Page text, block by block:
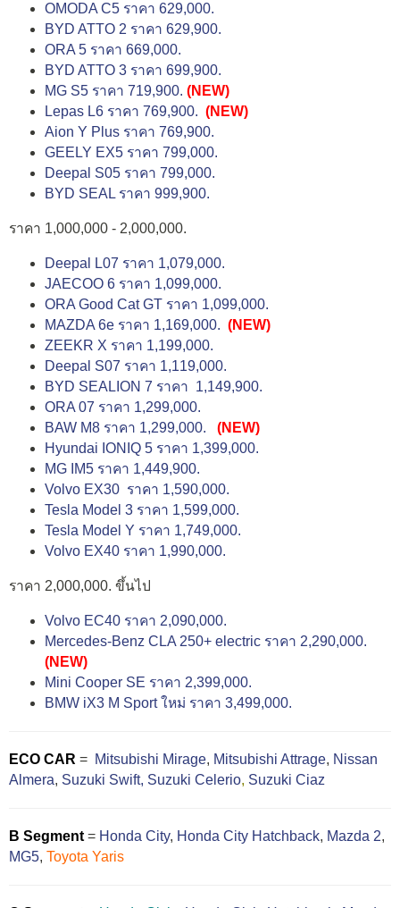
OMODA C5 ราคา 629,000.
BYD ATTO 2 ราคา 629,900.
ORA 5 ราคา 669,000.
BYD ATTO 3 ราคา 699,900.
MG S5 ราคา 719,900. (NEW)
Lepas L6 ราคา 769,900. (NEW)
Aion Y Plus ราคา 769,900.
GEELY EX5 ราคา 799,000.
Deepal S05 ราคา 799,000.
BYD SEAL ราคา 999,900.
ราคา 1,000,000 - 2,000,000.
Deepal L07 ราคา 1,079,000.
JAECOO 6 ราคา 1,099,000.
ORA Good Cat GT ราคา 1,099,000.
MAZDA 6e ราคา 1,169,000. (NEW)
ZEEKR X ราคา 1,199,000.
Deepal S07 ราคา 1,119,000.
BYD SEALION 7 ราคา 1,149,900.
ORA 07 ราคา 1,299,000.
BAW M8 ราคา 1,299,000.
(NEW)
Hyundai IONIQ 5 ราคา 1,399,000.
MG IM5 ราคา 1,449,900.
Volvo EX30 ราคา 1,590,000.
Tesla Model 3 ราคา 1,599,000.
Tesla Model Y ราคา 1,749,000.
Volvo EX40 ราคา 1,990,000.
ราคา 2,000,000. ขึ้นไป
Volvo EC40 ราคา 2,090,000.
Mercedes-Benz CLA 250+ electric ราคา 2,290,000.
(NEW)
Mini Cooper SE ราคา 2,399,000.
BMW iX3 M Sport ใหม่ ราคา 3,499,000.
ECO CAR = Mitsubishi Mirage, Mitsubishi Attrage, Nissan
Almera, Suzuki Swift, Suzuki Celerio, Suzuki Ciaz
B Segment = Honda City, Honda City Hatchback, Mazda 2,
MG5, Toyota Yaris